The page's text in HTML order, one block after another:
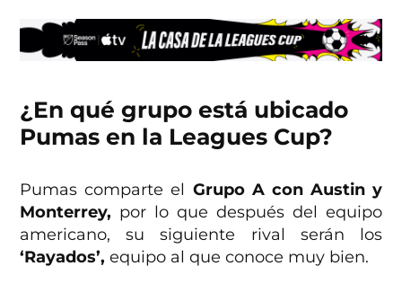
¿En qué grupo está ubicado
Pumas en la Leagues Cup?
Pumas comparte el Grupo A con Austin y
Monterrey, por lo que después del equipo
americano, su siguiente rival serán los
‘Rayados’, equipo al que conoce muy bien.